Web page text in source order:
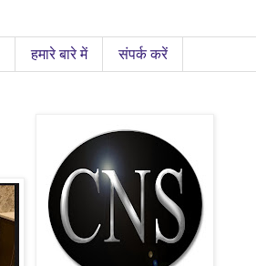
हमारे बारे में संपर्क करें